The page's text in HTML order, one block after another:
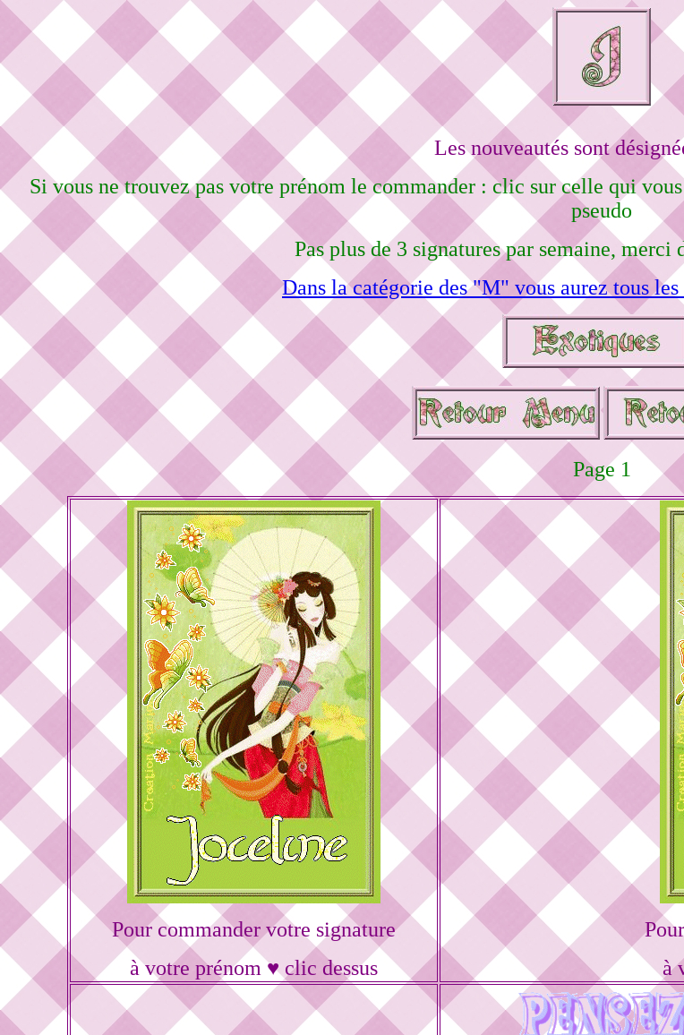
Les nouveautés sont
Si vous ne trouvez pas votre prénom le commander : clic sur celle qui
pseudo
Pas plus de 3 signatures par semaine,
Dans la catégorie des "M" vous aurez tous
Page 1
Pour commander votre signature
à votre prénom ♥ clic dessus
à